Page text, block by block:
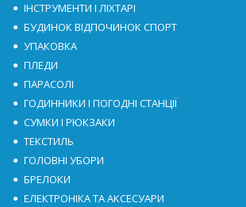
ІНСТРУМЕНТИ І ЛІХТАРІ
БУДИНОК ВІДПОЧИНОК СПОРТ
УПАКОВКА
ПЛЕДИ
ПАРАСОЛІ
ГОДИННИКИ І ПОГОДНІ СТАНЦІЇ
СУМКИ І РЮКЗАКИ
ТЕКСТИЛЬ
ГОЛОВНІ УБОРИ
БРЕЛОКИ
ЕЛЕКТРОНІКА ТА АКСЕСУАРИ